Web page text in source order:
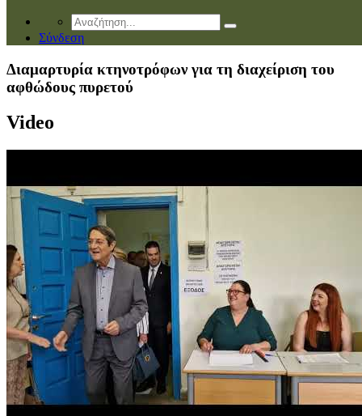
Σύνδεση
Διαμαρτυρία κτηνοτρόφων για τη διαχείριση του
αφθώδους πυρετού
Video